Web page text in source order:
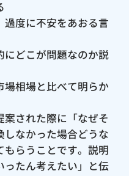
過度に不安をあおる言
どこが問題なのか説
相場と比べて明らか
された際に「なぜそ
なかった場合どうな
もらうことです。説明
ったん考えたい」と伝